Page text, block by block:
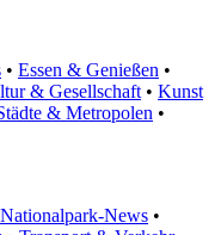
• Essen & Genießen •
& Gesellschaft • Kunst
& Metropolen •
Nationalpark-News •